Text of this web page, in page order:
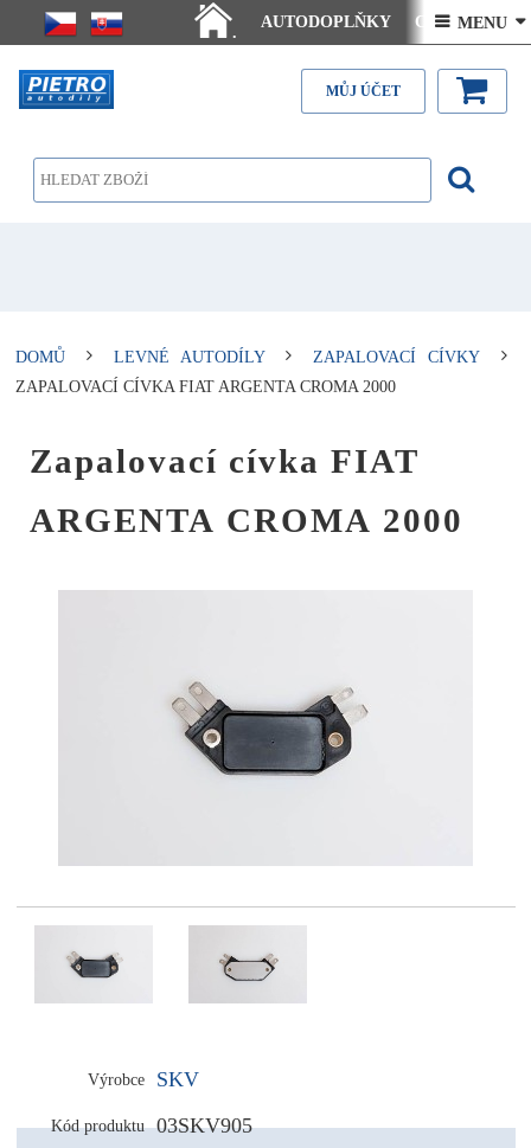
.
AUTODOPLŇKY Ceny doručení
Články - návody Kontakt
 MENU 
MŮJ ÚČET
DOMŮ LEVNÉ AUTODÍLY
ZAPALOVACÍ CÍVKY
ZAPALOVACÍ CÍVKA FIAT ARGENTA CROMA 2000
Zapalovací cívka FIAT
ARGENTA CROMA 2000
Výrobce SKV
Kód produktu 03SKV905